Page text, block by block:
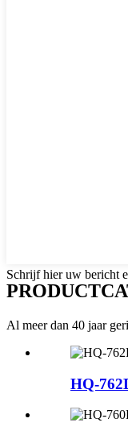
Schrijf hier uw bericht
Al meer dan 40 jaar
HQ-